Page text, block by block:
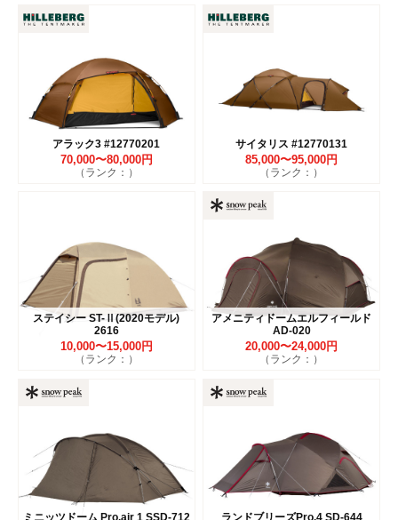
アラック3 #12770201
70,000〜80,000円
（ランク：）
サイタリス #12770131
85,000〜95,000円
（ランク：）
ステイシー ST-Ⅱ(2020モデル)
2616
10,000〜15,000円
（ランク：）
アメニティドームエルフィールド
AD-020
20,000〜24,000円
（ランク：）